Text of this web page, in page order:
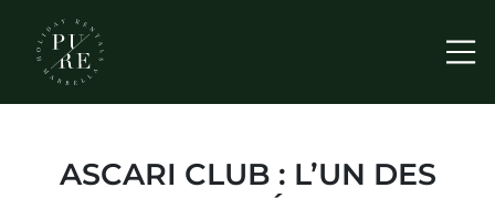
ASCARI CLUB : L’UN DES